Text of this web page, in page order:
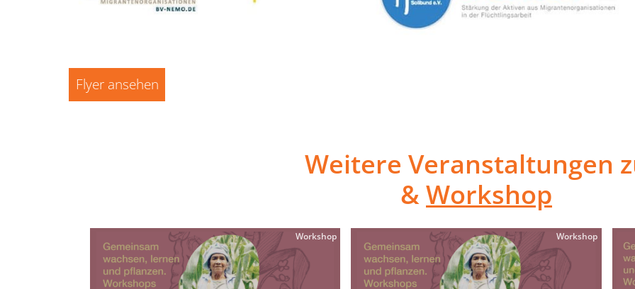
Flyer ansehen
Weitere Veranstaltungen
&Workshop
Workshop Workshop